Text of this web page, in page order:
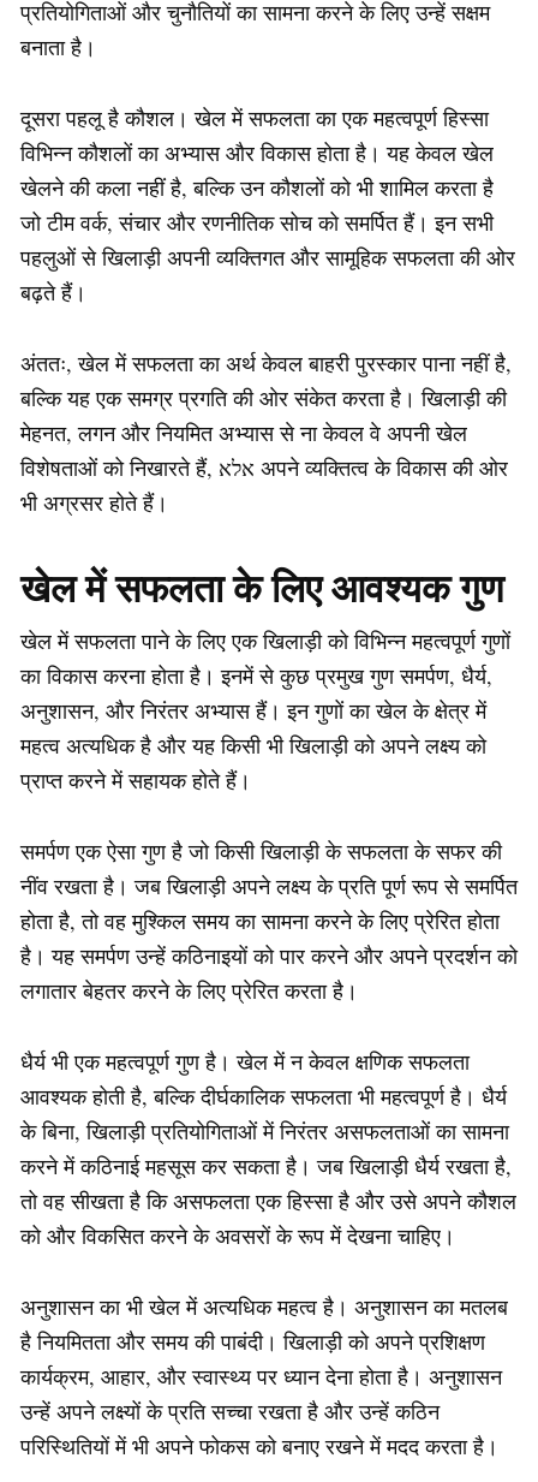
प्रतियोगिताओं और चुनौतियों का सामना करने के लिए उन्हें सक्षम
बनाता है।
दूसरा पहलू है कौशल। खेल में सफलता का एक महत्वपूर्ण हिस्सा
विभिन्न कौशलों का अभ्यास और विकास होता है। यह केवल खेल
खेलने की कला नहीं है, बल्कि उन कौशलों को भी शामिल करता है
जो टीम वर्क, संचार और रणनीतिक सोच को समर्पित हैं। इन सभी
पहलुओं से खिलाड़ी अपनी व्यक्तिगत और सामूहिक सफलता की ओर
बढ़ते हैं।
अंततः, खेल में सफलता का अर्थ केवल बाहरी पुरस्कार पाना नहीं है,
बल्कि यह एक समग्र प्रगति की ओर संकेत करता है। खिलाड़ी की
मेहनत, लगन और नियमित अभ्यास से ना केवल वे अपनी खेल
विशेषताओं को निखारते हैं, אלא अपने व्यक्तित्व के विकास की ओर
भी अग्रसर होते हैं।
खेल में सफलता के लिए आवश्यक गुण
खेल में सफलता पाने के लिए एक खिलाड़ी को विभिन्न महत्वपूर्ण गुणों
का विकास करना होता है। इनमें से कुछ प्रमुख गुण समर्पण, धैर्य,
अनुशासन, और निरंतर अभ्यास हैं। इन गुणों का खेल के क्षेत्र में
महत्व अत्यधिक है और यह किसी भी खिलाड़ी को अपने लक्ष्य को
प्राप्त करने में सहायक होते हैं।
समर्पण एक ऐसा गुण है जो किसी खिलाड़ी के सफलता के सफर की
नींव रखता है। जब खिलाड़ी अपने लक्ष्य के प्रति पूर्ण रूप से समर्पित
होता है, तो वह मुश्किल समय का सामना करने के लिए प्रेरित होता
है। यह समर्पण उन्हें कठिनाइयों को पार करने और अपने प्रदर्शन को
लगातार बेहतर करने के लिए प्रेरित करता है।
धैर्य भी एक महत्वपूर्ण गुण है। खेल में न केवल क्षणिक सफलता
आवश्यक होती है, बल्कि दीर्घकालिक सफलता भी महत्वपूर्ण है। धैर्य
के बिना, खिलाड़ी प्रतियोगिताओं में निरंतर असफलताओं का सामना
करने में कठिनाई महसूस कर सकता है। जब खिलाड़ी धैर्य रखता है,
तो वह सीखता है कि असफलता एक हिस्सा है और उसे अपने कौशल
को और विकसित करने के अवसरों के रूप में देखना चाहिए।
अनुशासन का भी खेल में अत्यधिक महत्व है। अनुशासन का मतलब
है नियमितता और समय की पाबंदी। खिलाड़ी को अपने प्रशिक्षण
कार्यक्रम, आहार, और स्वास्थ्य पर ध्यान देना होता है। अनुशासन
उन्हें अपने लक्ष्यों के प्रति सच्चा रखता है और उन्हें कठिन
परिस्थितियों में भी अपने फोकस को बनाए रखने में मदद करता है।